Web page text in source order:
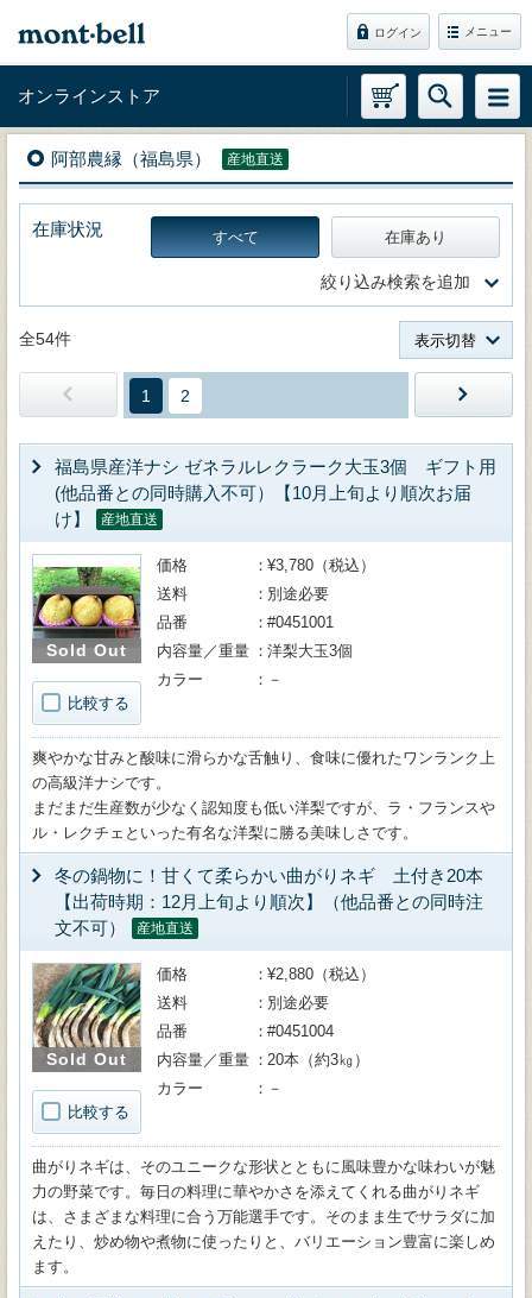
ログイン メニュー
オンラインストア
阿部農縁（福島県） 産地直送
在庫状況 すべて 在庫あり
絞り込み検索を追加
全54件 表示切替
1 2
福島県産洋ナシ ゼネラルレクラーク大玉3個 ギフト用
(他品番との同時購入不可）【10月上旬より順次お届
け】
産地直送
Sold Out
比較する
価格
¥3,780（税込）
送料
別途必要
品番
#0451001
内容量／重量
洋梨大玉3個
カラー
－
爽やかな甘みと酸味に滑らかな舌触り、食味に優れたワンランク上
の高級洋ナシです。
まだまだ生産数が少なく認知度も低い洋梨ですが、ラ・フランスや
ル・レクチェといった有名な洋梨に勝る美味しさです。
冬の鍋物に！甘くて柔らかい曲がりネギ 土付き20本
【出荷時期：12月上旬より順次】（他品番との同時注
文不可）
産地直送
Sold Out
比較する
価格
¥2,880（税込）
送料
別途必要
品番
#0451004
内容量／重量
20本（約3㎏）
カラー
－
曲がりネギは、そのユニークな形状とともに風味豊かな味わいが魅
力の野菜です。毎日の料理に華やかさを添えてくれる曲がりネギ
は、さまざまな料理に合う万能選手です。そのまま生でサラダに加
えたり、炒め物や煮物に使ったりと、バリエーション豊富に楽しめ
ます。